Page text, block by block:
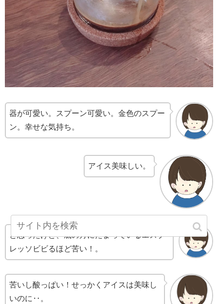
器が可愛い。スプーン可愛い。金色のスプー
ン。幸せな気持ち。
アイス美味しい。
と思ったけど、底の方にたまっているエスプ
レッソビビるほど苦い！。
苦いし酸っぱい！せっかくアイスは美味し
いのに‥。